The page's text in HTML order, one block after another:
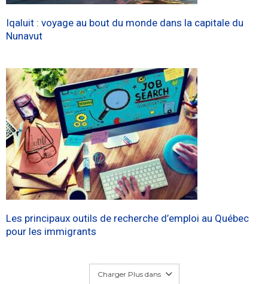
Iqaluit : voyage au bout du monde dans la capitale du
Nunavut
Les principaux outils de recherche d’emploi au Québec
pour les immigrants
Charger Plus dans